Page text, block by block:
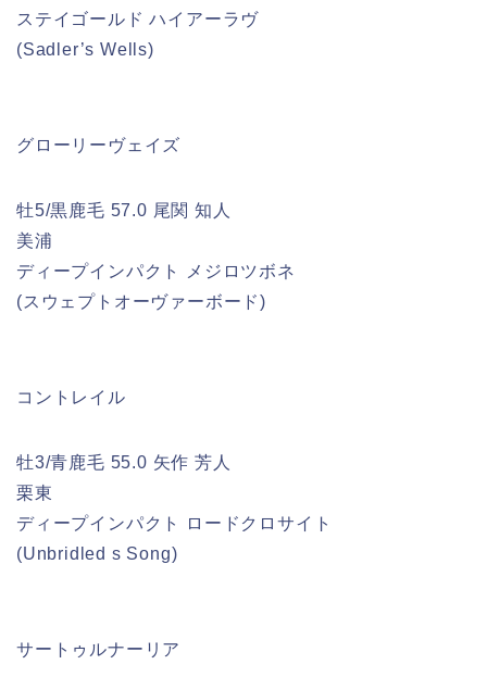
ステイゴールド ハイアーラヴ
(Sadler’s Wells)
グローリーヴェイズ
牡5/黒鹿毛 57.0 尾関 知人
美浦
ディープインパクト メジロツボネ
(スウェプトオーヴァーボード)
コントレイル
牡3/青鹿毛 55.0 矢作 芳人
栗東
ディープインパクト ロードクロサイト
(Unbridled s Song)
サートゥルナーリア